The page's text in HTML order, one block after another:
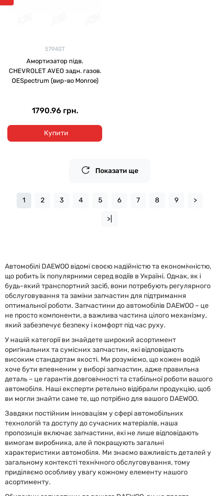
5794ST
Амортизатор підв.
CHEVROLET AVEO задн. газов.
OESpectrum (вир-во Monroe)
1790.96 грн.
Купити
Показати ще
1 2 3 4 5 6 7 8 9 >
>|
Автомобілі DAEWOO відомі своєю надійністю та економічністю,
що робить їх популярними серед водіїв в Україні. Однак, як і
будь-який транспортний засіб, вони потребують регулярного
обслуговування та заміни запчастин для підтримання
оптимальної роботи. Запчастини до автомобілів DAEWOO – це
не просто компоненти, а важлива частина цілого механізму,
який забезпечує безпеку і комфорт під час руху.
У нашій категорії ви знайдете широкий асортимент
оригінальних та сумісних запчастин, які відповідають
високим стандартам якості. Ми розуміємо, що кожен водій
хоче бути впевненим у виборі запчастин, адже правильна
деталь – це гарантія довговічності та стабільної роботи вашого
автомобіля. Наші експерти ретельно відібрали продукцію, щоб
ви могли знайти саме те, що потрібно для вашого DAEWOO.
Завдяки постійним інноваціям у сфері автомобільних
технологій та доступу до сучасних матеріалів, наша
пропозиція включає запчастини, які не лише відповідають
вимогам виробника, але й покращують загальні
характеристики автомобіля. Ми знаємо важливість деталей у
загальному контексті технічного обслуговування, тому
приділяємо особливу увагу кожному елементу нашого
асортименту.